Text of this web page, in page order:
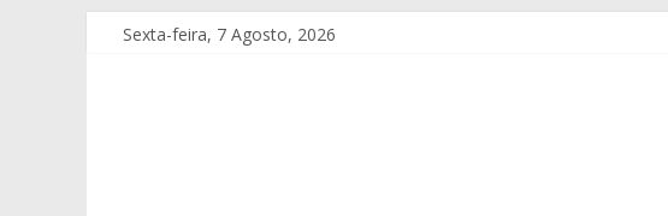
Sexta-feira, 7 Agosto, 2026